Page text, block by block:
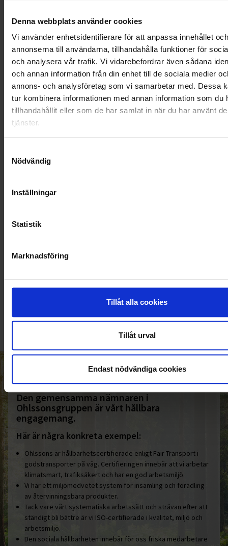
Denna webbplats använder cookies
Vi använder enhetsidentifierare för att anpassa innehållet och
annonserna till användarna, tillhandahålla funktioner för
och analysera vår trafik. Vi vidarebefordrar även sådana
och annan information från din enhet till de sociala medier
annons- och analysföretag som vi samarbetar med. Dessa
tur kombinera informationen med annan information som du
tillhandahållit eller som de har samlat in när du har använt
tjänster.
Nödvändig
Inställningar
Statistik
Marknadsföring
Tillåt alla cookies
Tillåt urval
Endast nödvändiga cookies
OHLSSONSKOLLEGOR
RENHÅLLNING
SAMARBETEN
SOCIALT ANSVAR
VELLINGE
KUNDTJÄNST
HELT ENKELT HÅLLBART
Den gemensamma nämnaren i
Ohlssonsgruppen är vårt hållbara
engagemang.
Här är några konkreta exempel:
Ohlssons är hållbarhetscertifierade enligt Fair Transport i
godstransporter på väg. Certifieringen innebär att vi arbetar
klimatsmart, trafiksäkert och har en god arbetsmiljö.
Vi har ett miljömedvetet system för insamling och förädling
av återvinningsbara produkter.
Tack vare vårt systematiska arbetssätt och strävan efter att
ständigt bli bättre är vi ISO-certifierade i kvalitet, miljö och
arbetsmiljö.
Den sociala hållbarheten innebär för oss friska medarbetare